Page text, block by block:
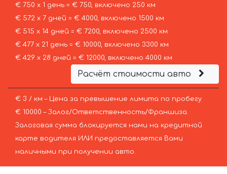
€ 750 х 1 день = € 750, включено 250 км
€ 572 х 7 дней = € 4000, включено 1500 км
€ 515 х 14 дней = € 7200, включено 2500 км
€ 477 х 21 день = € 10000, включено 3300 км
€ 429 х 28 дней = € 12000, включено 4000 км
Расчёт стоимости авто
€ 3 / км – Цена за превышение лимита по пробегу
€ 10000 – Залог/Ответственность/Франшиза.
Залоговая сумма блокируется нами на кредитной
карте водителя ИЛИ предоставляется Вами
наличными при получении авто.